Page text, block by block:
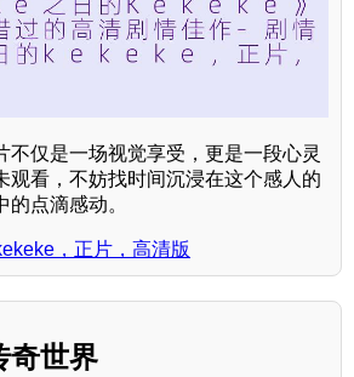
不仅是一场视觉享受，更是一段心灵
观看，不妨找时间沉浸在这个感人的
点滴感动。
，正片，高清版
奇世界